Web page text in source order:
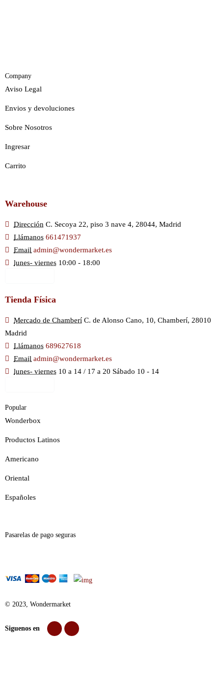
Company
Aviso Legal
Envios y devoluciones
Sobre Nosotros
Ingresar
Carrito
Warehouse
Dirección C. Secoya 22, piso 3 nave 4, 28044, Madrid
Llámanos 661471937
Email admin@wondermarket.es
lunes- viernes 10:00 - 18:00
Tienda Física
Mercado de Chamberí C. de Alonso Cano, 10, Chamberí, 28010
Madrid
Llámanos 689627618
Email admin@wondermarket.es
lunes- viernes 10 a 14 / 17 a 20 Sábado 10 - 14
Popular
Wonderbox
Productos Latinos
Americano
Oriental
Españoles
Pasarelas de pago seguras
© 2023, Wondermarket
Siguenos en